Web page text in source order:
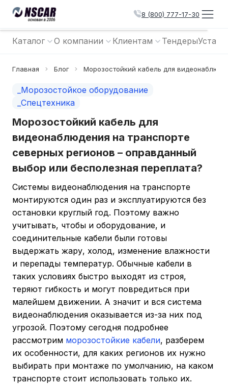
8 (800) 777-17-30
Каталог О компании Клиентам Тендеры
Главная Блог Морозостойкий кабель для
_Морозостойкое оборудование
_Спецтехника
Морозостойкий кабель для
видеонаблюдения на транспорте
северных регионов – оправданный
выбор или бесполезная переплата?
Системы видеонаблюдения на транспорте
монтируются один раз и эксплуатируются без
остановки круглый год. Поэтому важно
учитывать, чтобы и оборудование, и
соединительные кабели были готовы
выдержать жару, холод, изменение влажности
и перепады температур. Обычные кабели в
таких условиях быстро выходят из строя,
теряют гибкость и могут повредиться при
малейшем движении. А значит и вся система
видеонаблюдения оказывается из-за них под
угрозой. Поэтому сегодня подробнее
рассмотрим морозостойкие кабели, разберем
их особенности, для каких регионов их нужно
выбирать при монтаже по умолчанию, на каком
транспорте стоит использовать только их.